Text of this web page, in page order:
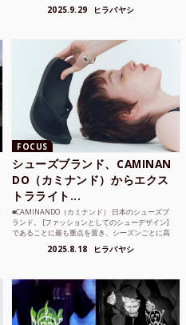
2025.9.29 ヒラバヤシ
FOCUS
シューズブランド、CAMINAN
DO（カミナンド）からエクス
トラライト...
■CAMINANDO（カミナンド） 日本のシューズブ
ランド。 [ファッションとしてのシューデザイン]
であることに最も重点を置き、シーズンごとに高
2025.8.18 ヒラバヤシ